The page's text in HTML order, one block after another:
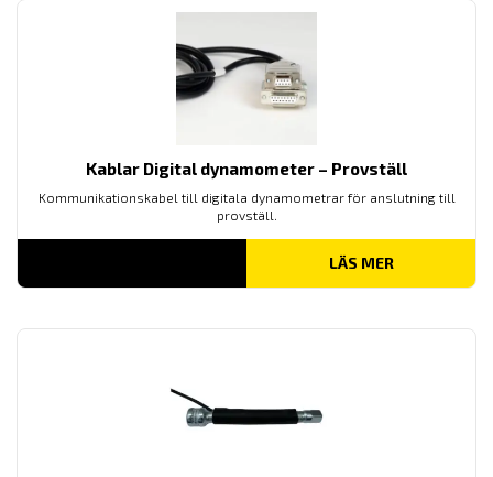
Kablar Digital dynamometer – Provställ
Kommunikationskabel till digitala dynamometrar för anslutning till
provställ.
LÄS MER